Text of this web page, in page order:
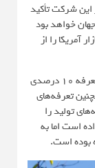
این شرکت تأکید
خواهد بود
آمریکا را از
دولت آمریکا به ریاست‌جمهوری دونالد ترامپ اخیراً تعرفه 10 درصدی
تعرفه‌های
تولید را
است اما به‌
بوده است.